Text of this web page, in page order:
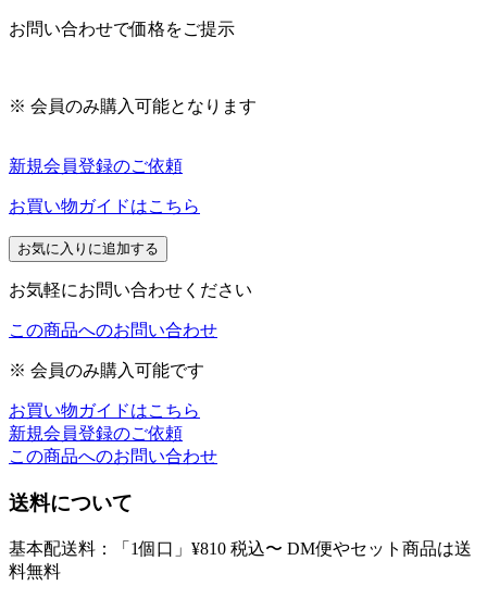
お問い合わせで価格をご提示
※ 会員のみ購入可能となります
新規会員登録のご依頼
お買い物ガイドはこちら
お気に入りに追加する
お気軽にお問い合わせください
この商品へのお問い合わせ
※ 会員のみ購入可能です
お買い物ガイドはこちら
新規会員登録のご依頼
この商品へのお問い合わせ
送料について
基本配送料：「 1個口 」¥810 税込〜 DM便やセット商品は送
料無料